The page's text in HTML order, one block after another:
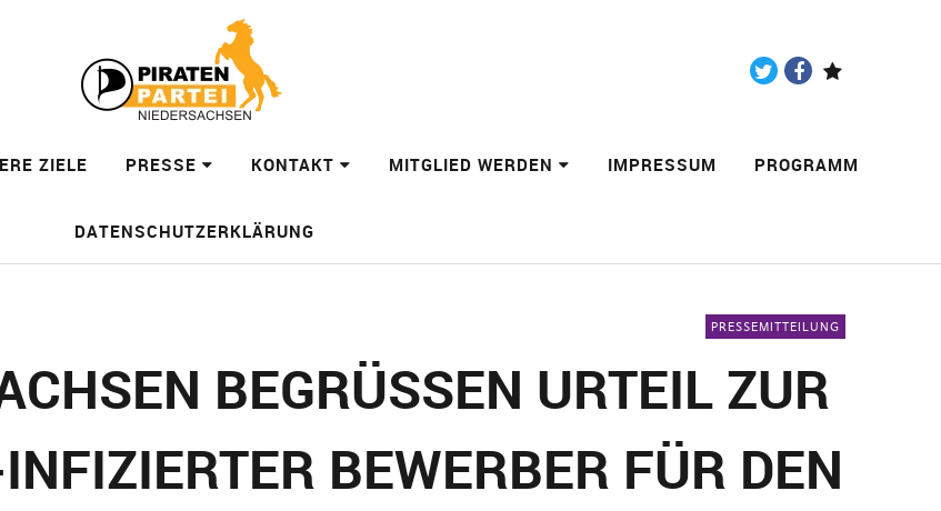
ZIELE PRESSE KONTAKT MITGLIED WERDEN IMPRESSUM PROGRAMM
DATENSCHUTZERKLÄRUNG
PRESSEMITTEILUNG
BEGRÜSSEN URTEIL ZUR E
BEWERBER FÜR DEN P